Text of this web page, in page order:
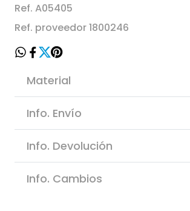
Ref. A05405
Ref. proveedor 1800246
Material
Info. Envío
Info. Devolución
Info. Cambios